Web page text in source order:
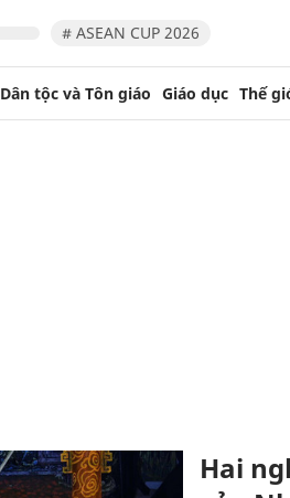
# ASEAN CUP 2026
Dân tộc và Tôn giáo Giáo dục Thế
Hai